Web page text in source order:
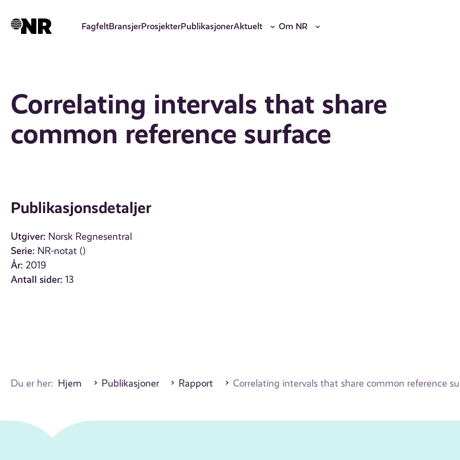
hovedinnhold
FagfeltBransjerProsjekterPublikasjonerAktuelt Om NR
Correlating intervals that share
common reference surface
Publikasjonsdetaljer
Utgiver: Norsk Regnesentral
Serie: NR-notat ()
År: 2019
Antall sider: 13
Du er her: Hjem Publikasjoner Rapport Correlating intervals that share common reference